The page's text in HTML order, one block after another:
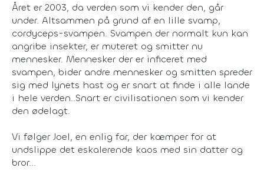
Året er 2003, da verden som vi kender den, går
under. Altsammen på grund af en lille svamp,
cordyceps-svampen. Svampen der normalt kun kan
angribe insekter, er muteret og smitter nu
mennesker. Mennesker der er inficeret med
svampen, bider andre mennesker og smitten spreder
sig med lynets hast og er snart at finde i alle lande
i hele verden..Snart er civilisationen som vi kender
den ødelagt.
Vi følger Joel, en enlig far, der kæmper for at
undslippe det eskalerende kaos med sin datter og
bror...